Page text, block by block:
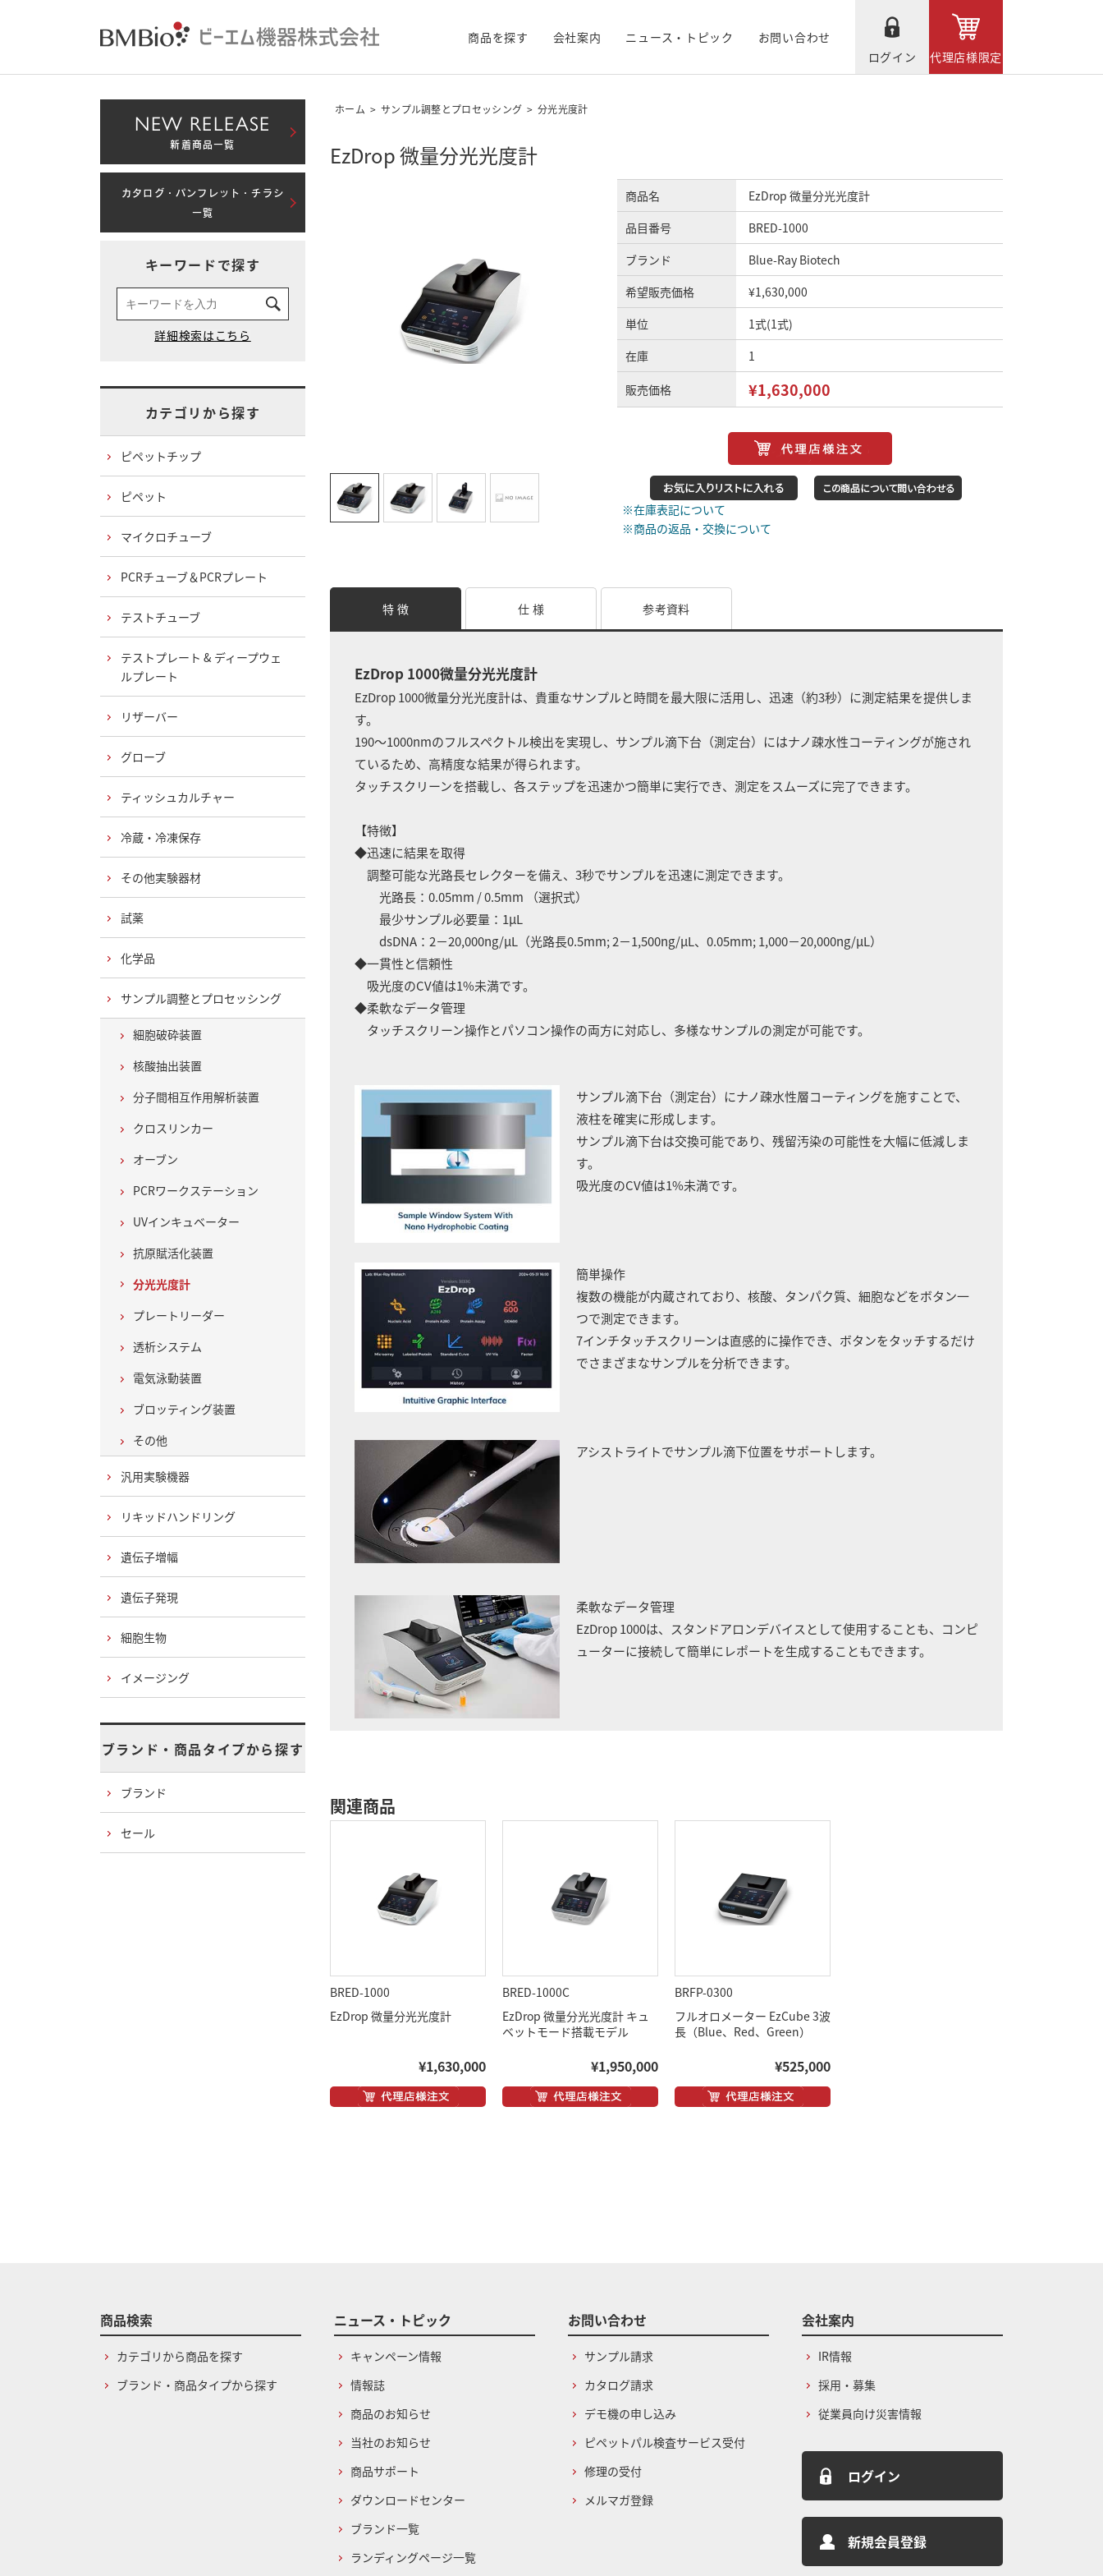
商品を探す 会社案内 ニュース・トピック
お問い合わせ
ログイン
代理店様限定
ホーム > サンプル調整とプロセッシング > 分光光度計
EzDrop 微量分光光度計
予告なく仕様が変更される場合がございます。 予告なく仕様が変更される場合がございます。
商品名
EzDrop 微量分光光度計
品目番号
BRED-1000
ブランド
Blue-Ray Biotech
希望販売価格
¥1,630,000
単位
1式(1式)
在庫
1
販売価格 ¥1,630,000
※在庫表記について
※商品の返品・交換について
特 徴 仕 様 参考資料
EzDrop 1000微量分光光度計
EzDrop 1000微量分光光度計は、貴重なサンプルと時間を最大限に活用し、迅速（約3秒）に測定結果を提供しま
す。
190～1000nmのフルスペクトル検出を実現し、サンプル滴下台（測定台）にはナノ疎水性コーティングが施され
ているため、高精度な結果が得られます。
タッチスクリーンを搭載し、各ステップを迅速かつ簡単に実行でき、測定をスムーズに完了できます。
【特徴】
◆迅速に結果を取得
調整可能な光路長セレクターを備え、3秒でサンプルを迅速に測定できます。
光路長：0.05mm / 0.5mm （選択式）
最少サンプル必要量：1μL
dsDNA：2－20,000ng/μL（光路長0.5mm; 2－1,500ng/μL、0.05mm; 1,000－20,000ng/μL）
◆一貫性と信頼性
吸光度のCV値は1%未満です。
◆柔軟なデータ管理
タッチスクリーン操作とパソコン操作の両方に対応し、多様なサンプルの測定が可能です。
サンプル滴下台（測定台）にナノ疎水性層コーティングを施すことで、
液柱を確実に形成します。
サンプル滴下台は交換可能であり、残留汚染の可能性を大幅に低減しま
す。
吸光度のCV値は1%未満です。
簡単操作
複数の機能が内蔵されており、核酸、タンパク質、細胞などをボタン一
つで測定できます。
7インチタッチスクリーンは直感的に操作でき、ボタンをタッチするだけ
でさまざまなサンプルを分析できます。
アシストライトでサンプル滴下位置をサポートします。
柔軟なデータ管理
EzDrop 1000は、スタンドアロンデバイスとして使用することも、コンピ
ューターに接続して簡単にレポートを生成することもできます。
関連商品
BRED-1000
EzDrop 微量分光光度計
¥1,630,000
BRED-1000C
EzDrop 微量分光光度計 キュ
ベットモード搭載モデル
¥1,950,000
BRFP-0300
フルオロメーター EzCube 3波
長（Blue、Red、Green）
¥525,000
NEW RELEASE
新着商品一覧
カタログ・パンフレット・チラシ
一覧
キーワードで探す
カテゴリから探す
ピペットチップ
ピペット
マイクロチューブ
PCRチューブ＆PCRプレート
テストチューブ
テストプレート & ディープウェ
ルプレート
リザーバー
グローブ
ティッシュカルチャー
冷蔵・冷凍保存
その他実験器材
試薬
化学品
サンプル調整とプロセッシング
細胞破砕装置
核酸抽出装置
分子間相互作用解析装置
クロスリンカー
オーブン
PCRワークステーション
UVインキュベーター
抗原賦活化装置
分光光度計
プレートリーダー
透析システム
電気泳動装置
ブロッティング装置
その他
汎用実験機器
リキッドハンドリング
遺伝子増幅
遺伝子発現
細胞生物
イメージング
ブランド・商品タイプから探す
ブランド
セール
商品検索
カテゴリから商品を探す
ブランド・商品タイプから探す
ニュース・トピック
キャンペーン情報
情報誌
商品のお知らせ
当社のお知らせ
商品サポート
ダウンロードセンター
ブランド一覧
ランディングページ一覧
お問い合わせ
サンプル請求
カタログ請求
デモ機の申し込み
ピペットパル検査サービス受付
修理の受付
メルマガ登録
会社案内
IR情報
採用・募集
従業員向け災害情報
ログイン
新規会員登録